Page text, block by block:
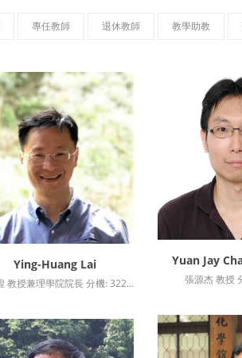
專任教師 退休教師 教學助教
詳細資訊
Ying-Huang Lai
賴英煌 教授兼理學院院長 分機: 32222
詳細
Yuan Jay
張源杰 教授